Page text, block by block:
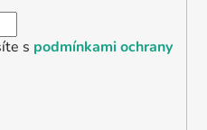
s podmínkami ochrany